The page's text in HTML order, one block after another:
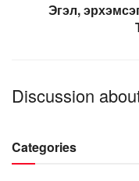
Эгэл,
Discussion
Categories